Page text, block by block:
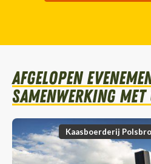
Afgelopen
samenwerking met
Kaasboerderij